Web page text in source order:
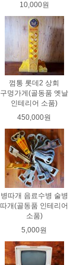
10,000원
껌통 롯데2 상회
구멍가게(골동품 옛날
인테리어 소품)
450,000원
병따개 음료수병 술병
따개(골동품 인테리어
소품)
5,000원